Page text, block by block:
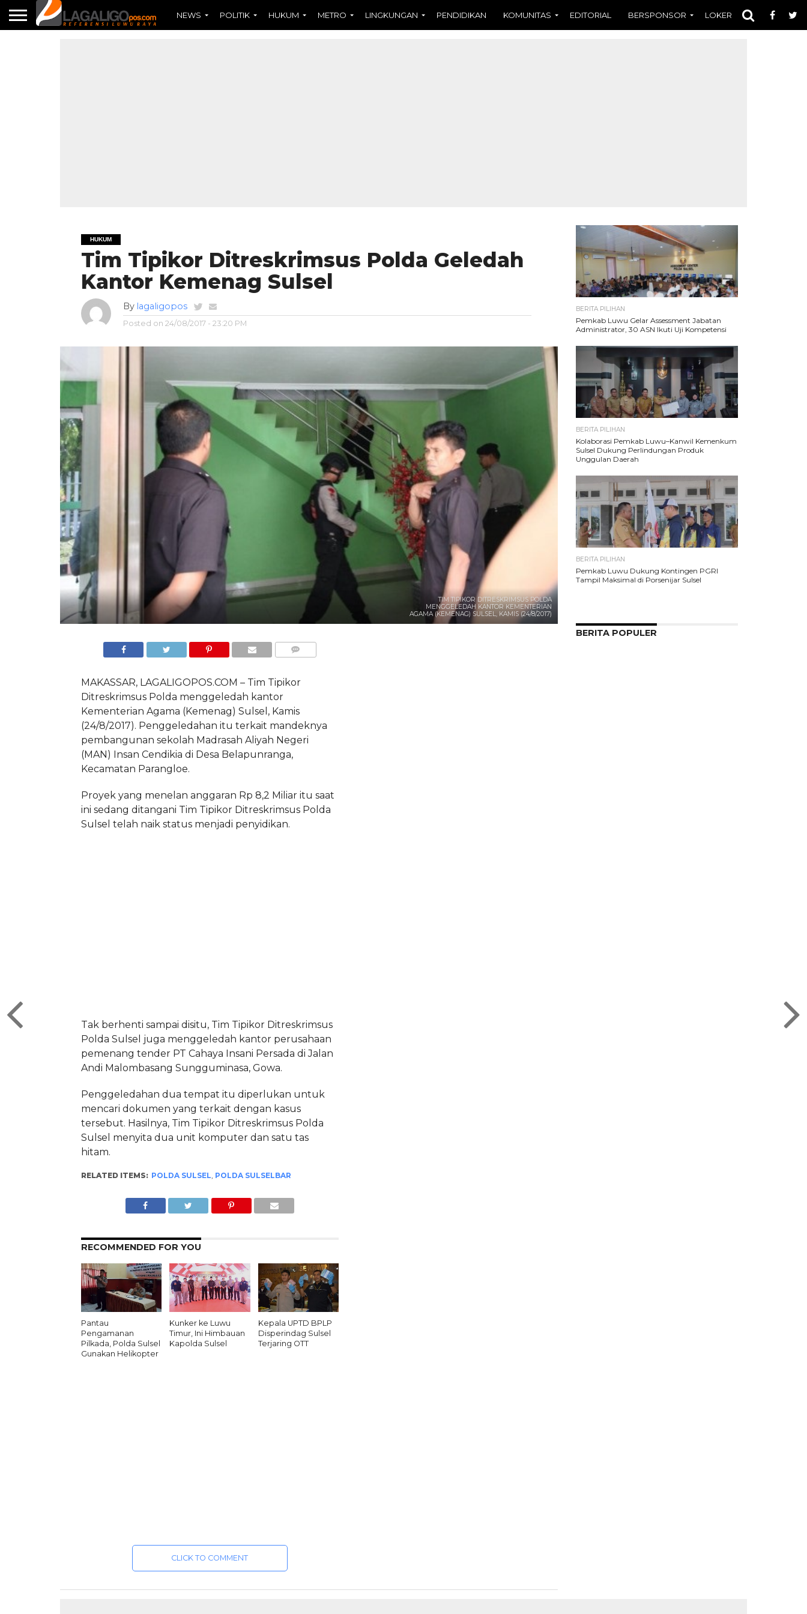
NEWS POLITIK HUKUM METRO LINGKUNGAN PENDIDIKAN KOMUNITAS EDITORIAL BERSPONSOR LOKER OPINI
HUKUM
Tim Tipikor Ditreskrimsus Polda Geledah
Kantor Kemenag Sulsel
By lagaligopos
Posted on 24/08/2017 - 23:20 PM
TIM TIPIKOR DITRESKRIMSUS POLDA
MENGGELEDAH KANTOR KEMENTERIAN
AGAMA (KEMENAG) SULSEL, KAMIS (24/8/2017)
MAKASSAR, LAGALIGOPOS.COM – Tim Tipikor
Ditreskrimsus Polda menggeledah kantor
Kementerian Agama (Kemenag) Sulsel, Kamis
(24/8/2017). Penggeledahan itu terkait mandeknya
pembangunan sekolah Madrasah Aliyah Negeri
(MAN) Insan Cendikia di Desa Belapunranga,
Kecamatan Parangloe.
Proyek yang menelan anggaran Rp 8,2 Miliar itu saat
ini sedang ditangani Tim Tipikor Ditreskrimsus Polda
Sulsel telah naik status menjadi penyidikan.
Tak berhenti sampai disitu, Tim Tipikor Ditreskrimsus
Polda Sulsel juga menggeledah kantor perusahaan
pemenang tender PT Cahaya Insani Persada di Jalan
Andi Malombasang Sungguminasa, Gowa.
Penggeledahan dua tempat itu diperlukan untuk
mencari dokumen yang terkait dengan kasus
tersebut. Hasilnya, Tim Tipikor Ditreskrimsus Polda
Sulsel menyita dua unit komputer dan satu tas
hitam.
RELATED ITEMS: POLDA SULSEL POLDA SULSELBAR
RECOMMENDED FOR YOU
Pantau
Pengamanan
Pilkada, Polda Sulsel
Gunakan Helikopter
Kunker ke Luwu
Timur, Ini Himbauan
Kapolda Sulsel
Kepala UPTD BPLP
Disperindag Sulsel
Terjaring OTT
CLICK TO COMMENT
BERITA PILIHAN
Pemkab Luwu Gelar Assessment Jabatan
Administrator, 30 ASN Ikuti Uji Kompetensi
BERITA PILIHAN
Kolaborasi Pemkab Luwu–Kanwil Kemenkum
Sulsel Dukung Perlindungan Produk
Unggulan Daerah
BERITA PILIHAN
Pemkab Luwu Dukung Kontingen PGRI
Tampil Maksimal di Porsenijar Sulsel
BERITA POPULER